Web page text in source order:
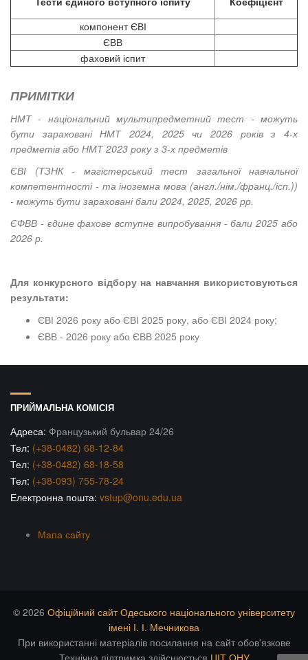
компонент ЄВІ
ЄВВ
фаховий іспит
ПРИМІТКИ
НМТ - національний мультипредметний тест - можуть
бути зараховані НМТ 2024, 2025 чи 2026 років з 4-х
предметів або НМТ 2023 року з 3-х предметів
ЄВІ (ТЗНК - магістерський тест загальної навчальної
компетентності - та іноземна мова (англ./нім./франц./ісп.))
- можуть бути зараховані бали 2024, 2025, 2026 рр.
ЄФВВ - єдине фахове вступне випробування - бали 2025 або
2026 р.
Для конкурсного відбору на навчання використовуються
результати:
ЄВІ 2026 року або ЄВІ 2025 року, або ЄВІ 2024 року;
ЄВВ - 2026 року або ЄВВ 2025 року
ПРИЙМАЛЬНА КОМІСІЯ
Адреса: Французький бульвар 24/26
Тел: (+38-0482) 68-12-84
Тел: (+38-0482) 68-18-58
Тел: (+38-093) 755-78-24
Електронна пошта: vstup@onu.edu.ua
Мапа сайту
© 2026 Офіційний сайт Одеського національного університету
імені І. І. Мечникова
При використанні матеріалів посилання на сайт обов'язкове
Технічна підтримка здійснюється ЦІТ ОНУ